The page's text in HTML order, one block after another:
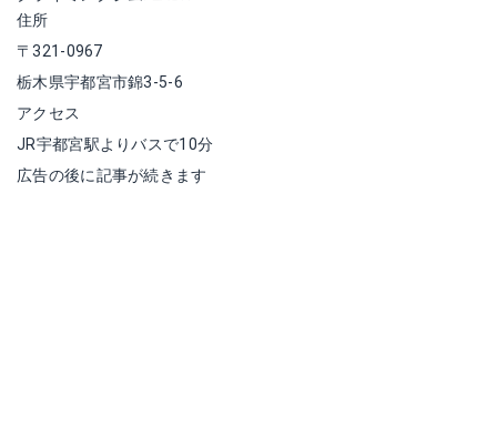
住所
〒321-0967
栃木県宇都宮市錦3-5-6
アクセス
JR宇都宮駅よりバスで10分
広告の後に記事が続きます